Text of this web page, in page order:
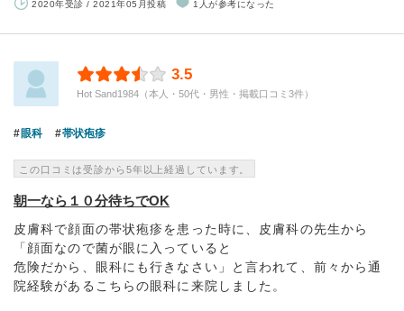
2020年受診 / 2021年05月投稿 1人が参考になった
3.5
Hot Sand1984（本人・50代・男性・掲載口コミ3件）
眼科 帯状疱疹
この口コミは受診から5年以上経過しています。
朝一なら１０分待ちでOK
皮膚科で顔面の帯状疱疹を患った時に、皮膚科の先生から
「顔面なので菌が眼に入っていると
危険だから、眼科にも行きなさい」と言われて、前々から通
院経験があるこちらの眼科に来院しました。